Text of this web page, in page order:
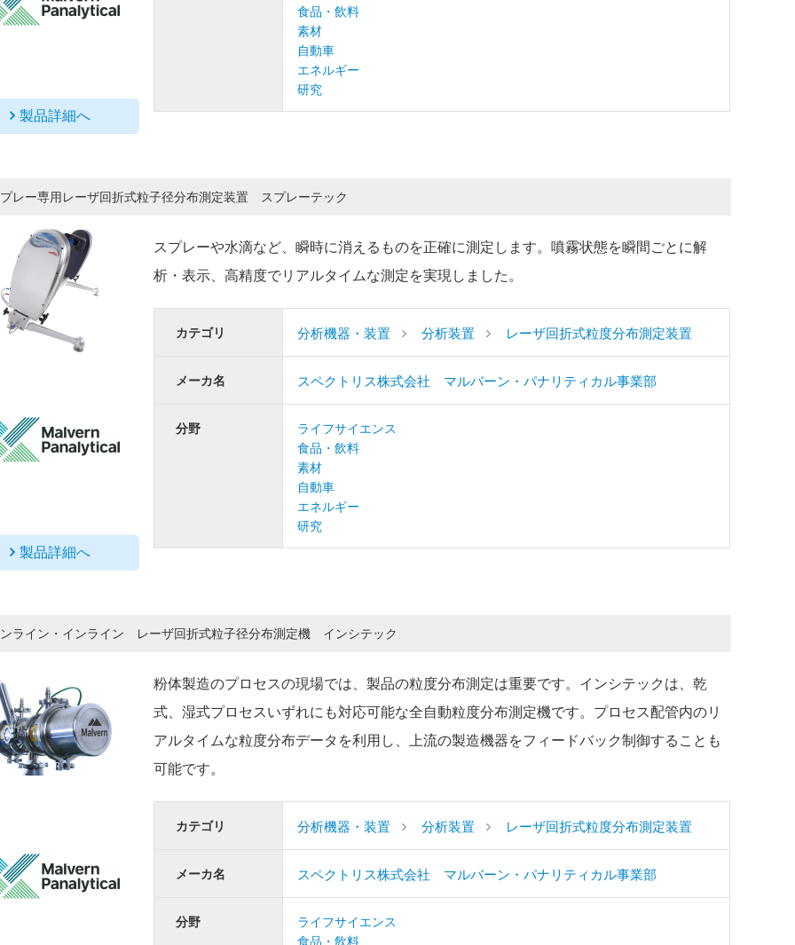
製品詳細へ
食品・飲料
素材
自動車
エネルギー
研究
レー専用レーザ回折式粒子径分布測定装置 スプレーテック
製品詳細へ
スプレーや水滴など、瞬時に消えるものを正確に測定します。噴霧状態を瞬間ごとに解
析・表示、高精度でリアルタイムな測定を実現しました。
カテゴリ 分析機器・装置 分析装置 レーザ回折式粒度分布測定装置
メーカ名 スペクトリス株式会社 マルバーン・パナリティカル事業部
分野
ライフサイエンス
食品・飲料
素材
自動車
エネルギー
研究
ライン・インライン レーザ回折式粒子径分布測定機 インシテック
粉体製造のプロセスの現場では、製品の粒度分布測定は重要です。インシテックは、乾
式、湿式プロセスいずれにも対応可能な全自動粒度分布測定機です。プロセス配管内のリ
アルタイムな粒度分布データを利用し、上流の製造機器をフィードバック制御することも
可能です。
カテゴリ 分析機器・装置 分析装置 レーザ回折式粒度分布測定装置
メーカ名 スペクトリス株式会社 マルバーン・パナリティカル事業部
分野
ライフサイエンス
食品・飲料